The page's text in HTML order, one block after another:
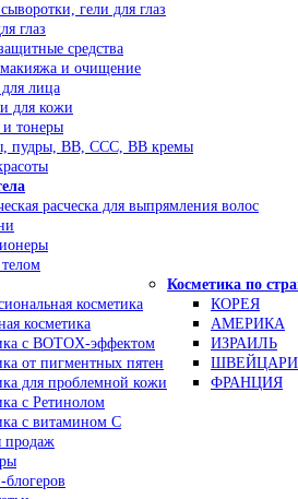
гели для глаз
глаз
средства
и очищение
лица
для кожи
тонеры
пудры, ВВ, ССС, ВВ кремы
расческа для выпрямления волос
косметика
косметика
с BOTOX-эффектом
от пигментных пятен
для проблемной кожи
с Ретинолом
с витамином С
Косметика по
КОРЕЯ
АМЕРИКА
ИЗРАИЛЬ
ФРАНЦИЯ
продаж